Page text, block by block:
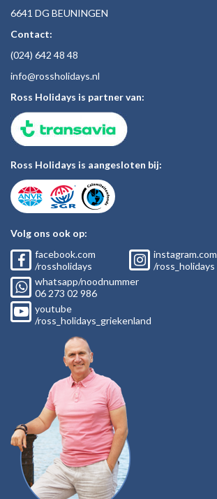
6641 DG BEUNINGEN
Contact:
(024) 642 48 48
info@rossholidays.nl
Ross Holidays is partner van:
Ross Holidays is aangesloten bij:
Volg ons ook op:
facebook.com
/rossholidays
instagram.com
/ross_holidays
whatsapp/noodnummer
06 273 02 986
youtube
/ross_holidays_griekenland